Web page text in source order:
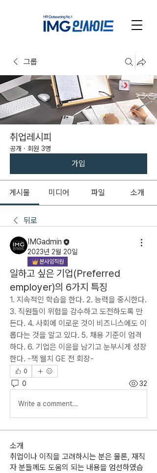
그룹
취업레시피
공개 · 회원 3명
가입
게시물 미디어 파일 소개
뒤로
IMGadmin
2023년 2월 20일
본사임직원
일하고 싶은 기업(Preferred
employer)의 6가지 특징
1. 지속적인 학습을 한다. 2. 능력을 중시한다.
3. 직원들이 위험을 감수하고 도전하도록 만
든다. 4. 사회에 이로운 것이 비즈니스에도 이
롭다는 것을 알고 있다. 5. 채용 기준이 엄격
하다. 6. 기업은 이윤을 남기고 눈부시게 성장
한다. -잭 웰치 GE 전 회장-
0
0 32
Write a comment...
소개
취업이나 이직을 고려하시는 분은 물론, 재직
자 분들께도 도움의 되는 내용을 엄선하였습